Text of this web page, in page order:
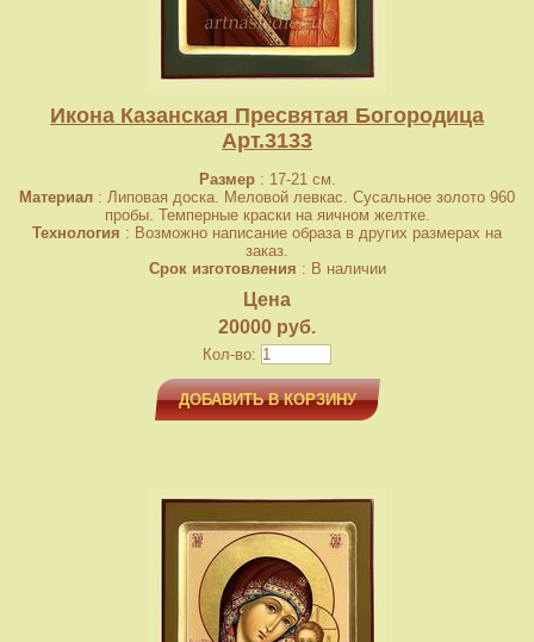
Икона Казанская Пресвятая Богородица
Арт.3133
Размер: 17-21 см.
Материал : Липовая доска. Меловой левкас. Сусальное золото 960
пробы. Темперные краски на яичном желтке.
Технология : Возможно написание образа в других размерах на
заказ.
Срок изготовления : В наличии
Цена
20000 руб.
Кол-во:
ДОБАВИТЬ В КОРЗИНУ